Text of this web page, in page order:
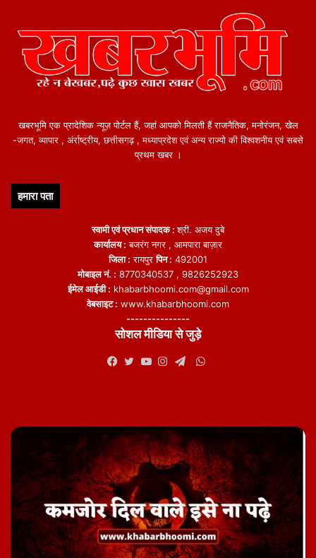
खबरभूमि एक प्रादेशिक न्यूज़ पोर्टल हैं, जहां आपको मिलती हैं राजनैतिक, मनोरंजन, खेल
-जगत, व्यापार , अंर्राष्ट्रीय, छत्तीसगढ़ , मध्याप्रदेश एवं अन्य राज्यो की विश्वशनीय एवं सबसे
प्रथम खबर ।
हमारा पता
स्वामी एवं प्रधान संपादक :श्री. अजय दुबे
कार्यालय : बजरंग नगर , आमपारा बाज़ार
जिला : रायपुरपिन : 492001
मोबाइल नं. : 8770340537 , 9826252923
ईमेल आईडी : khabarbhoomi.com@gmail.com
वेबसाइट : www.khabarbhoomi.com
---------------
सोशल मीडिया से जुड़े
WhatsApp